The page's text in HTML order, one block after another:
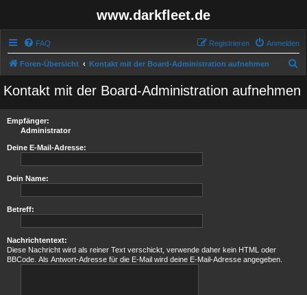
www.darkfleet.de
FAQ Anmelden
Registrieren
Foren-Übersicht Kontakt mit der Board-Administration aufnehmen
c
Kontakt mit der Board-Administration aufnehmen
Empfänger:
Administrator
Deine E-Mail-Adresse:
Dein Name:
Betreff:
Nachrichtentext:
Diese Nachricht wird als reiner Text verschickt, verwende daher kein HTML oder
BBCode. Als Antwort-Adresse für die E-Mail wird deine E-Mail-Adresse angegeben.